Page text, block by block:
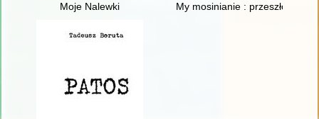
Moje Nalewki My mosinianie : przeszłość i